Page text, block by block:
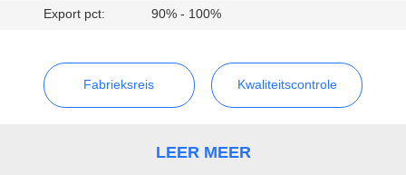
VRAAG
OFFERTE
Export pct: 90% - 100%
Fabrieksreis Kwaliteitscontrole
LEER MEER